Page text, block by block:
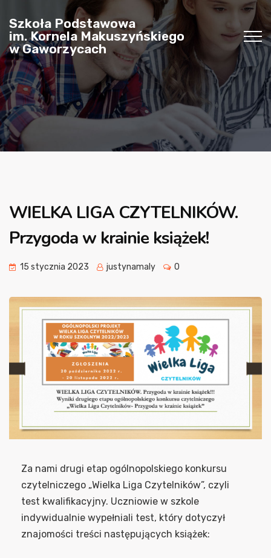
Szkoła Podstawowa
im. Kornela Makuszyńskiego
w Gaworzycach
WIELKA LIGA CZYTELNIKÓW.
Przygoda w krainie książek!
15 stycznia 2023 justynamaly 0
Za nami drugi etap ogólnopolskiego konkursu
czytelniczego „Wielka Liga Czytelników”, czyli
test kwalifikacyjny. Uczniowie w szkole
indywidualnie wypełniali test, który dotyczył
znajomości treści następujących książek: